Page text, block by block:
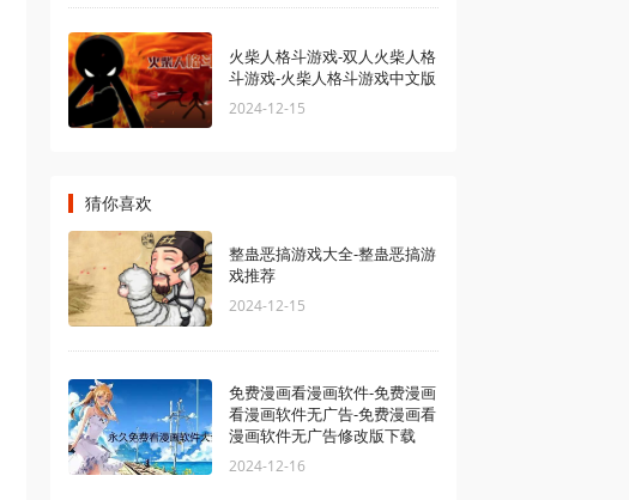
火柴人格斗游戏-双人火柴人格
斗游戏-火柴人格斗游戏中文版
2024-12-15
猜你喜欢
整蛊恶搞游戏大全-整蛊恶搞游
戏推荐
2024-12-15
免费漫画看漫画软件-免费漫画
看漫画软件无广告-免费漫画看
漫画软件无广告修改版下载
2024-12-16